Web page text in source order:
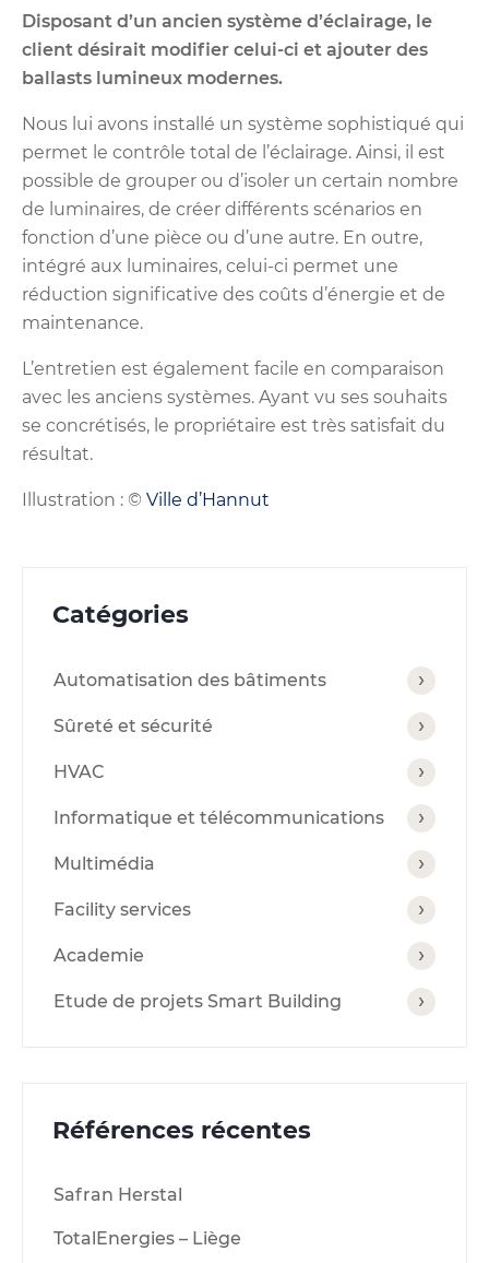
Disposant d’un ancien système d’éclairage, le
client désirait modifier celui-ci et ajouter des
ballasts lumineux modernes.
Nous lui avons installé un système sophistiqué qui
permet le contrôle total de l’éclairage. Ainsi, il est
possible de grouper ou d’isoler un certain nombre
de luminaires, de créer différents scénarios en
fonction d’une pièce ou d’une autre. En outre,
intégré aux luminaires, celui-ci permet une
réduction significative des coûts d’énergie et de
maintenance.
L’entretien est également facile en comparaison
avec les anciens systèmes. Ayant vu ses souhaits
se concrétisés, le propriétaire est très satisfait du
résultat.
Illustration : © Ville d’Hannut
Catégories
Automatisation des bâtiments
Sûreté et sécurité
HVAC
Informatique et télécommunications
Multimédia
Facility services
Academie
Etude de projets Smart Building
Références récentes
Safran Herstal
TotalEnergies – Liège